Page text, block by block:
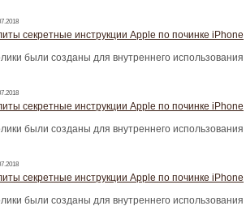
секретные инструкции Apple по починке iPhone
были созданы для внутреннего использования
секретные инструкции Apple по починке iPhone
были созданы для внутреннего использования
секретные инструкции Apple по починке iPhone
были созданы для внутреннего использования